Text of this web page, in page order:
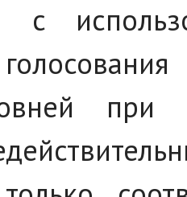
с
при